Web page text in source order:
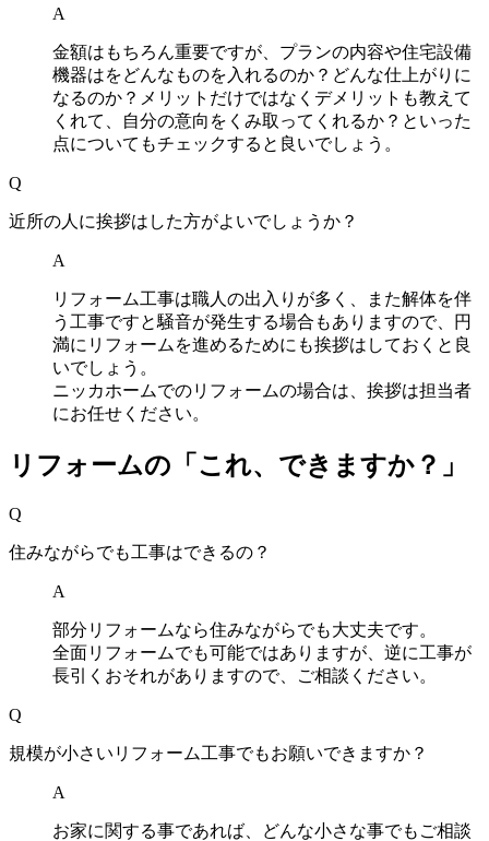
A
金額はもちろん重要ですが、プランの内容や住宅設備
機器はをどんなものを入れるのか？どんな仕上がりに
なるのか？メリットだけではなくデメリットも教えて
くれて、自分の意向をくみ取ってくれるか？といった
点についてもチェックすると良いでしょう。
Q
近所の人に挨拶はした方がよいでしょうか？
A
リフォーム工事は職人の出入りが多く、また解体を伴
う工事ですと騒音が発生する場合もありますので、円
満にリフォームを進めるためにも挨拶はしておくと良
いでしょう。
ニッカホームでのリフォームの場合は、挨拶は担当者
にお任せください。
リフォームの「これ、できますか？」
Q
住みながらでも工事はできるの？
A
部分リフォームなら住みながらでも大丈夫です。
全面リフォームでも可能ではありますが、逆に工事が
長引くおそれがありますので、ご相談ください。
Q
規模が小さいリフォーム工事でもお願いできますか？
A
お家に関する事であれば、どんな小さな事でもご相談